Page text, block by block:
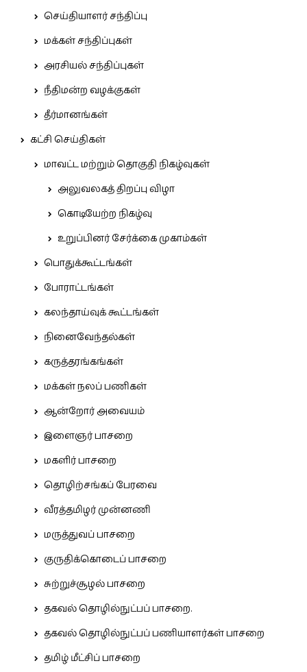
செய்தியாளர் சந்திப்பு
மக்கள் சந்திப்புகள்
அரசியல் சந்திப்புகள்
நீதிமன்ற வழக்குகள்
தீர்மானங்கள்
கட்சி செய்திகள்
மாவட்ட மற்றும் தொகுதி நிகழ்வுகள்
அலுவலகத் திறப்பு விழா
கொடியேற்ற நிகழ்வு
உறுப்பினர் சேர்க்கை முகாம்கள்
பொதுக்கூட்டங்கள்
போராட்டங்கள்
கலந்தாய்வுக் கூட்டங்கள்
நினைவேந்தல்கள்
கருத்தரங்கங்கள்
மக்கள் நலப் பணிகள்
ஆன்றோர் அவையம்
இளைஞர் பாசறை
மகளிர் பாசறை
தொழிற்சங்கப் பேரவை
வீரத்தமிழர் முன்னணி
மருத்துவப் பாசறை
குருதிக்கொடைப் பாசறை
சுற்றுச்சூழல் பாசறை
தகவல் தொழில்நுட்பப் பாசறை.
தகவல் தொழில்நுட்பப் பணியாளர்கள் பாசறை
தமிழ் மீட்சிப் பாசறை